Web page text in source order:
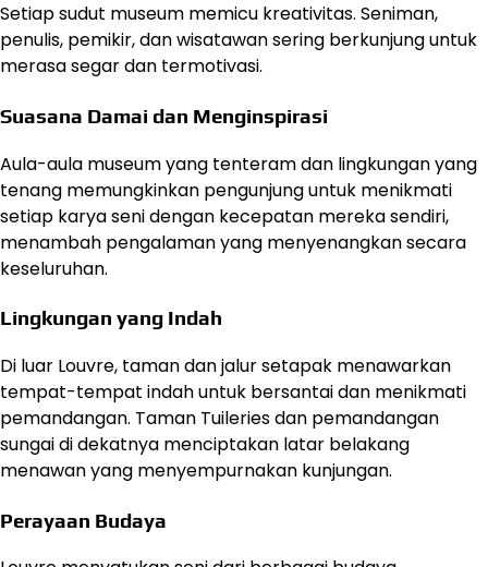
Setiap sudut museum memicu kreativitas. Seniman,
penulis, pemikir, dan wisatawan sering berkunjung untuk
merasa segar dan termotivasi.
Suasana Damai dan Menginspirasi
Aula-aula museum yang tenteram dan lingkungan yang
tenang memungkinkan pengunjung untuk menikmati
setiap karya seni dengan kecepatan mereka sendiri,
menambah pengalaman yang menyenangkan secara
keseluruhan.
Lingkungan yang Indah
Di luar Louvre, taman dan jalur setapak menawarkan
tempat-tempat indah untuk bersantai dan menikmati
pemandangan. Taman Tuileries dan pemandangan
sungai di dekatnya menciptakan latar belakang
menawan yang menyempurnakan kunjungan.
Perayaan Budaya